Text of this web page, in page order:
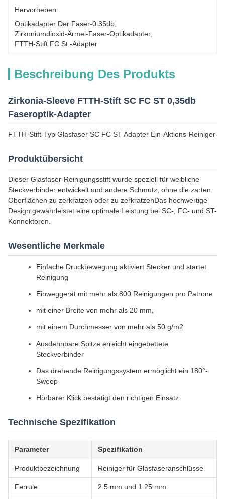
Hervorheben:
Optikadapter Der Faser-0.35db
Zirkoniumdioxid-Ärmel-Faser-Optikadapter
FTTH-Stift FC St.-Adapter
Beschreibung Des Produkts
Zirkonia-Sleeve FTTH-Stift SC FC ST 0,35db
Faseroptik-Adapter
FTTH-Stift-Typ Glasfaser SC FC ST Adapter Ein-Aktions-Reiniger
Produktübersicht
Dieser Glasfaser-Reinigungsstift wurde speziell für weibliche
Steckverbinder entwickelt.und andere Schmutz, ohne die zarten
Oberflächen zu zerkratzen oder zu zerkratzenDas hochwertige
Design gewährleistet eine optimale Leistung bei SC-, FC- und ST-
Konnektoren.
Wesentliche Merkmale
Einfache Druckbewegung aktiviert Stecker und startet
Reinigung
Einweggerät mit mehr als 800 Reinigungen pro Patrone
mit einer Breite von mehr als 20 mm,
mit einem Durchmesser von mehr als 50 g/m2
Ausdehnbare Spitze erreicht eingebettete
Steckverbinder
Das drehende Reinigungssystem ermöglicht ein 180°-
Sweep
Hörbarer Klick bestätigt den richtigen Einsatz.
Technische Spezifikation
Parameter Spezifikation
Produktbezeichnung Reiniger für Glasfaseranschlüsse
Ferrule 2.5 mm und 1.25 mm